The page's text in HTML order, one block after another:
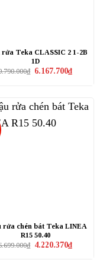
rửa Teka CLASSIC 2 1-2B
1D
₫ Giá
6.167.700₫Giá
hiện
rửa chén bát Teka LINEA
R15 50.40
₫ Giá
4.220.370₫Giá
hiện